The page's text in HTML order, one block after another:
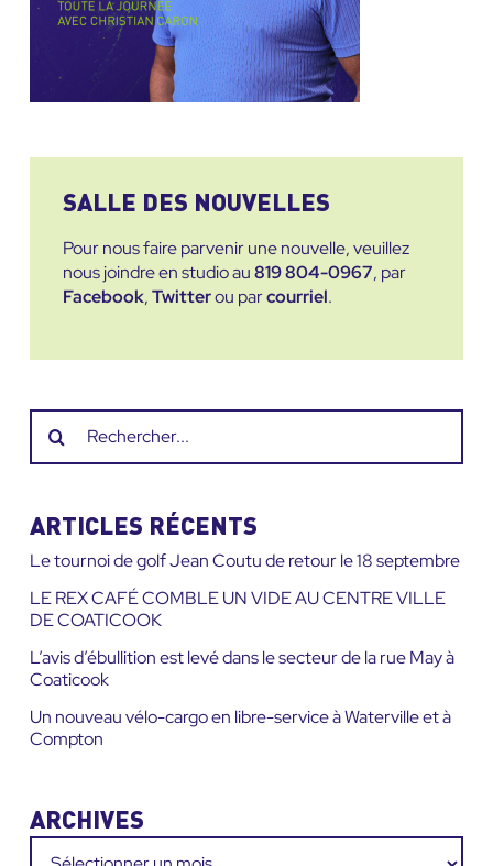
SALLE DES NOUVELLES
Pour nous faire parvenir une nouvelle, veuillez
nous joindre en studio au819 804-0967, par
Facebook,Twitterou parcourriel.
Recherche
site
:
ARTICLES RÉCENTS
Le tournoi de golf Jean Coutu de retour le 18 septembre
LE REX CAFÉ COMBLE UN VIDE AU CENTRE VILLE
DE COATICOOK
L’avis d’ébullition est levé dans le secteur de la rue May à
Coaticook
Un nouveau vélo-cargo en libre-service à Waterville et à
Compton
ARCHIVES
Archives